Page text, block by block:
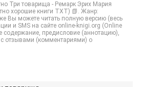
Три товарища - Ремарк Эрих Мария
хорошие книги TXT) 📗. Жанр:
Вы можете читать полную версию (весь
и SMS на сайте online-knigi.org (Online
содержание, предисловие (аннотацию),
отзывами (комментариями) о